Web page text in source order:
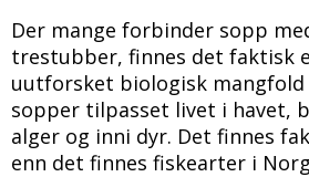
Der mange forbinder sopp
trestubber, finnes det faktisk
uutforsket biologisk mangfold
sopper tilpasset livet i havet,
alger og inni dyr. Det finnes
enn det finnes fiskearter i